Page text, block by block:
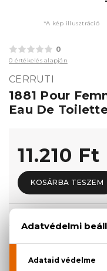
*A kép illusztráció
0
0 értékelés alapján
CERRUTI
1881 Pour
Eau De
11.210 Ft
KOSÁRBA TESZEM